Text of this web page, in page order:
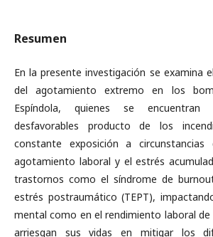
Resumen
En la presente investigación se examina
del agotamiento extremo en los
Espíndola, quienes se encuentran
desfavorables producto de los
constante exposición a
agotamiento laboral y el estrés
trastornos como el síndrome de
estrés postraumático (TEPT),
mental como en el rendimiento laboral
arriesgan sus vidas en mitigar los